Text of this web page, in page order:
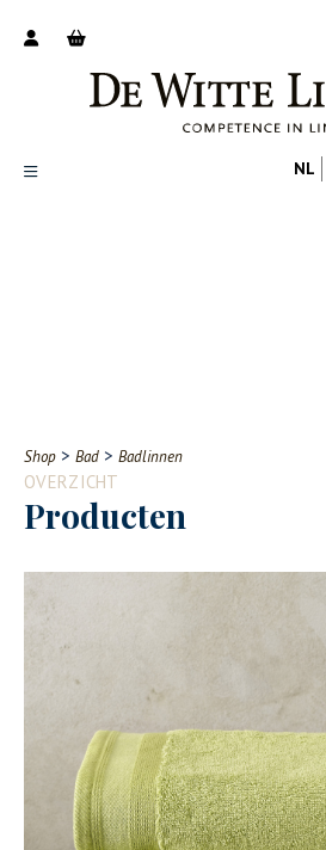
Contact
NL
Shop > Bad > Badlinnen
OVERZICHT
Producten